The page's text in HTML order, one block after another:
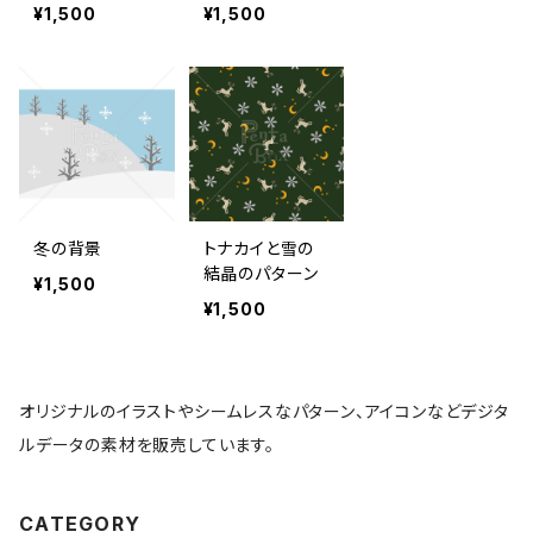
¥1,500
¥1,500
冬の背景
¥1,500
トナカイと雪の
結晶のパターン
¥1,500
オリジナルのイラストやシームレスなパターン、アイコンなどデジタ
ルデータの素材を販売しています。
CATEGORY